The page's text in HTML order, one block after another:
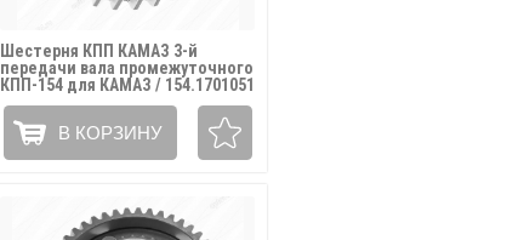
Шестерня КПП КАМАЗ 3-й
передачи вала промежуточного
КПП-154 для КАМАЗ / 154.1701051
В КОРЗИНУ